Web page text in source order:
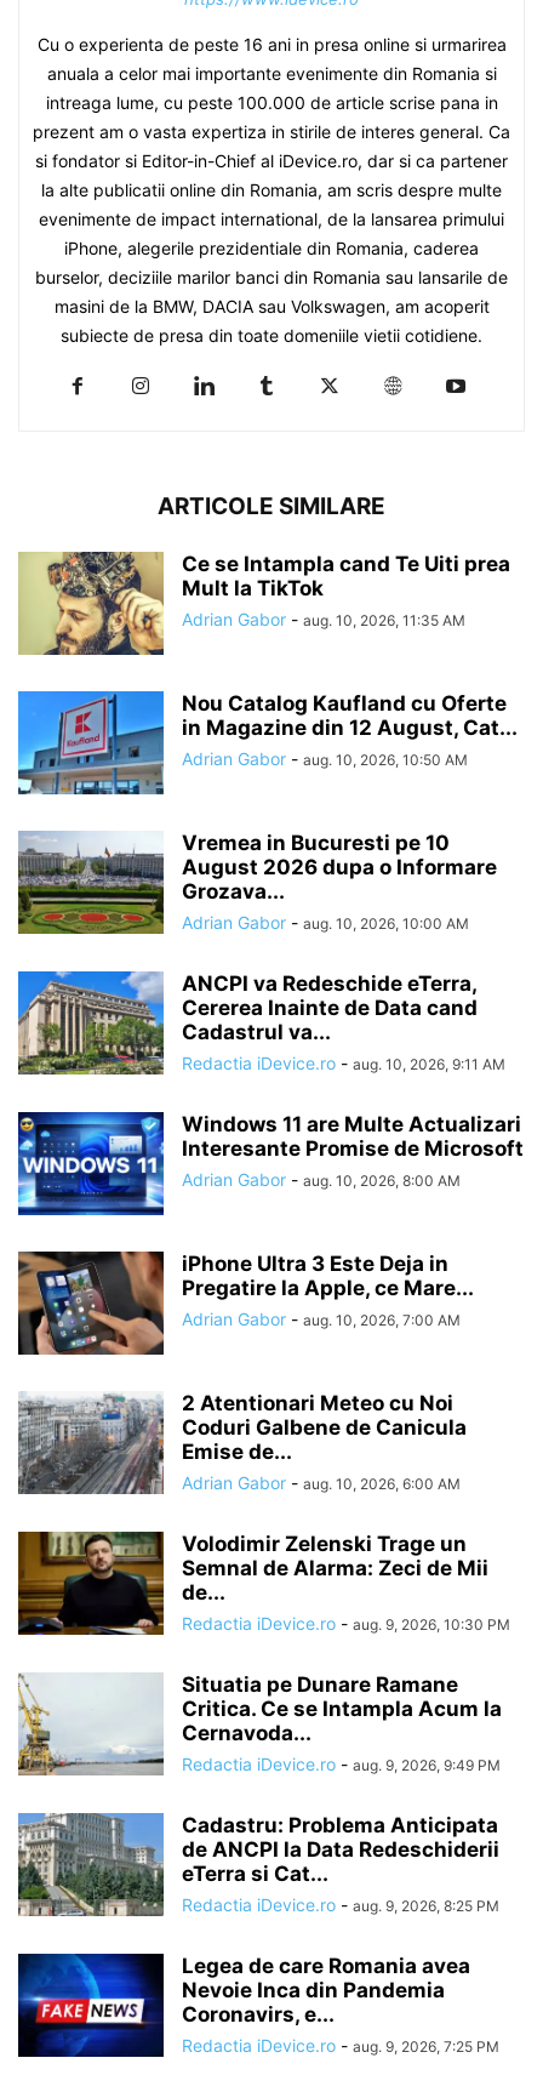
Cu o experienta de peste 16 ani in presa online si urmarirea
anuala a celor mai importante evenimente din Romania si
intreaga lume, cu peste 100.000 de article scrise pana in
prezent am o vasta expertiza in stirile de interes general. Ca
si fondator si Editor-in-Chief al iDevice.ro, dar si ca partener
la alte publicatii online din Romania, am scris despre multe
evenimente de impact international, de la lansarea primului
iPhone, alegerile prezidentiale din Romania, caderea
burselor, deciziile marilor banci din Romania sau lansarile de
masini de la BMW, DACIA sau Volkswagen, am acoperit
subiecte de presa din toate domeniile vietii cotidiene.
ARTICOLE SIMILARE
Ce se Intampla cand Te Uiti prea
Mult la TikTok
Adrian Gabor - aug. 10, 2026, 11:35 AM
Nou Catalog Kaufland cu Oferte
in Magazine din 12 August, Cat...
Adrian Gabor - aug. 10, 2026, 10:50 AM
Vremea in Bucuresti pe 10
August 2026 dupa o Informare
Grozava...
Adrian Gabor - aug. 10, 2026, 10:00 AM
ANCPI va Redeschide eTerra,
Cererea Inainte de Data cand
Cadastrul va...
Redactia iDevice.ro - aug. 10, 2026, 9:11 AM
Windows 11 are Multe Actualizari
Interesante Promise de Microsoft
Adrian Gabor - aug. 10, 2026, 8:00 AM
iPhone Ultra 3 Este Deja in
Pregatire la Apple, ce Mare...
Adrian Gabor - aug. 10, 2026, 7:00 AM
2 Atentionari Meteo cu Noi
Coduri Galbene de Canicula
Emise de...
Adrian Gabor - aug. 10, 2026, 6:00 AM
Volodimir Zelenski Trage un
Semnal de Alarma: Zeci de Mii
de...
Redactia iDevice.ro - aug. 9, 2026, 10:30 PM
Situatia pe Dunare Ramane
Critica. Ce se Intampla Acum la
Cernavoda...
Redactia iDevice.ro - aug. 9, 2026, 9:49 PM
Cadastru: Problema Anticipata
de ANCPI la Data Redeschiderii
eTerra si Cat...
Redactia iDevice.ro - aug. 9, 2026, 8:25 PM
Legea de care Romania avea
Nevoie Inca din Pandemia
Coronavirs, e...
Redactia iDevice.ro - aug. 9, 2026, 7:25 PM